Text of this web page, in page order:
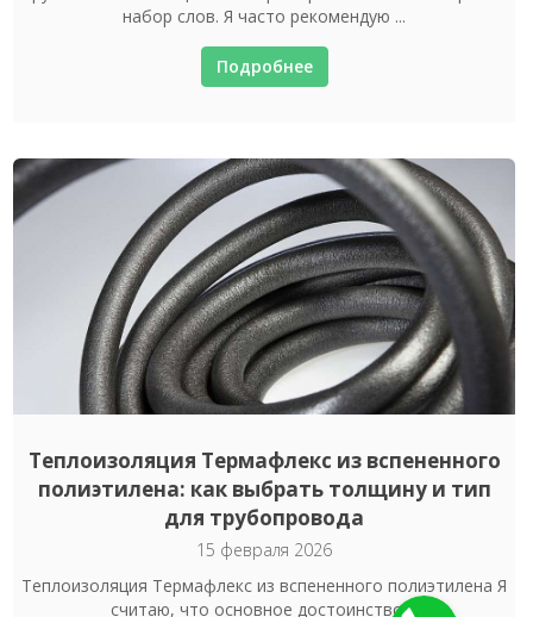
набор слов. Я часто рекомендую ...
Подробнее
Теплоизоляция Термафлекс из вспененного
полиэтилена: как выбрать толщину и тип
для трубопровода
15 февраля 2026
Теплоизоляция Термафлекс из вспененного полиэтилена Я
считаю, что основное достоинство ...